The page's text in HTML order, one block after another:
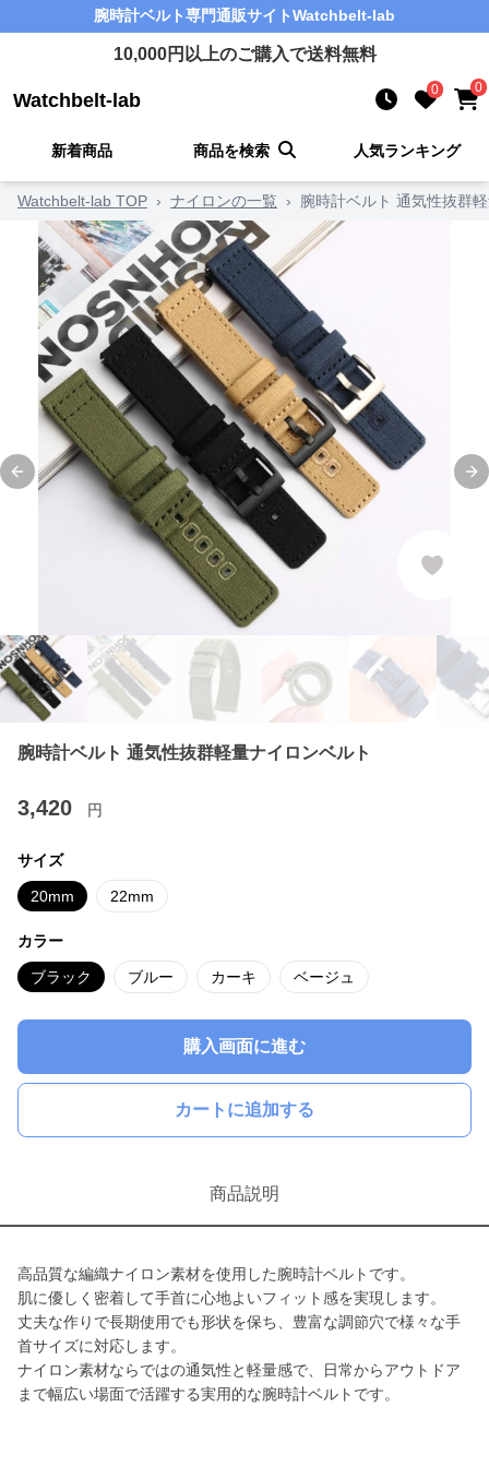
腕時計ベルト専門通販サイトWatchbelt-lab
10,000円以上のご購入で送料無料
Watchbelt-lab 0 0
新着商品 商品を検索 人気ランキング
Watchbelt-lab TOP › ナイロンの一覧 › 腕時計ベルト 通気性抜群
Previous slide
腕時計ベルト 通気性抜群軽量ナイロンベルト
3,420 円
サイズ
20mm 22mm
カラー
ブラック ブルー カーキ ベージュ
購入画面に進む
カートに追加する
商品説明
高品質な編織ナイロン素材を使用した腕時計ベルトです。
肌に優しく密着して手首に心地よいフィット感を実現します。
丈夫な作りで長期使用でも形状を保ち、豊富な調節穴で様々な手
首サイズに対応します。
ナイロン素材ならではの通気性と軽量感で、日常からアウトドア
まで幅広い場面で活躍する実用的な腕時計ベルトです。